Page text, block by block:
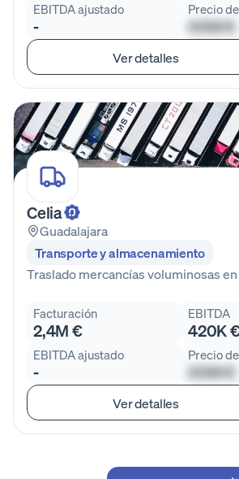
EBITDA ajustado
-
Precio
00M €
Ver detalles
Celia
Guadalajara
Transporte y almacenamiento
Traslado mercancías voluminosas
Facturación
2,4M €
EBITDA
420K
EBITDA ajustado
-
Precio
00M €
Ver detalles